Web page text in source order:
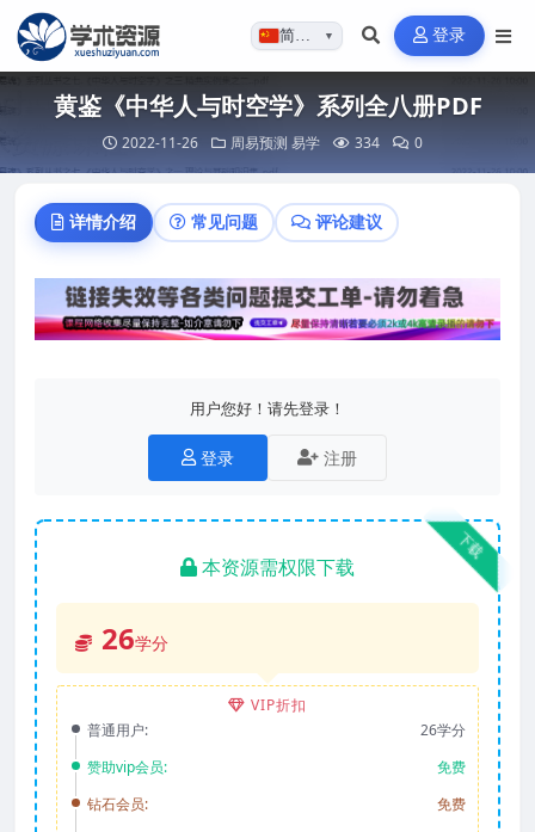
简体…▼ 登录
黄鉴《中华人与时空学》系列全八册PDF
2022-11-26 周易预测 易学 334 0
详情介绍 常见问题 评论建议
用户您好！请先登录！
登录 注册
下载
本资源需权限下载
26学分
VIP折扣
普通用户:
26学分
赞助vip会员:
免费
钻石会员:
免费